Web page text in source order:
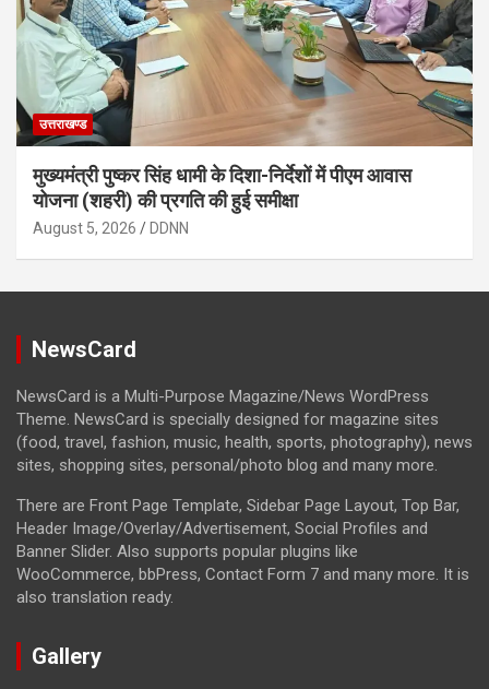
उत्तराखण्ड
मुख्यमंत्री पुष्कर सिंह धामी के दिशा-निर्देशों में पीएम आवास
योजना (शहरी) की प्रगति की हुई समीक्षा
August 5, 2026 DDNN
NewsCard
NewsCard is a Multi-Purpose Magazine/News WordPress
Theme. NewsCard is specially designed for magazine sites
(food, travel, fashion, music, health, sports, photography), news
sites, shopping sites, personal/photo blog and many more.
There are Front Page Template, Sidebar Page Layout, Top Bar,
Header Image/Overlay/Advertisement, Social Profiles and
Banner Slider. Also supports popular plugins like
WooCommerce, bbPress, Contact Form 7 and many more. It is
also translation ready.
Gallery